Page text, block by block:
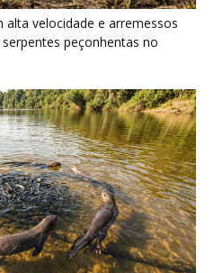
com vocalização subaquática
da Amazônia